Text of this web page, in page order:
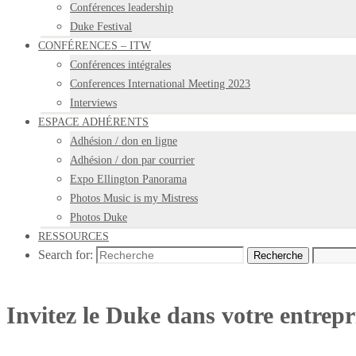
Conférences leadership
Duke Festival
CONFÉRENCES – ITW
Conférences intégrales
Conferences International Meeting 2023
Interviews
ESPACE ADHÉRENTS
Adhésion / don en ligne
Adhésion / don par courrier
Expo Ellington Panorama
Photos Music is my Mistress
Photos Duke
RESSOURCES
Search for: Recherche
Invitez le Duke dans votre